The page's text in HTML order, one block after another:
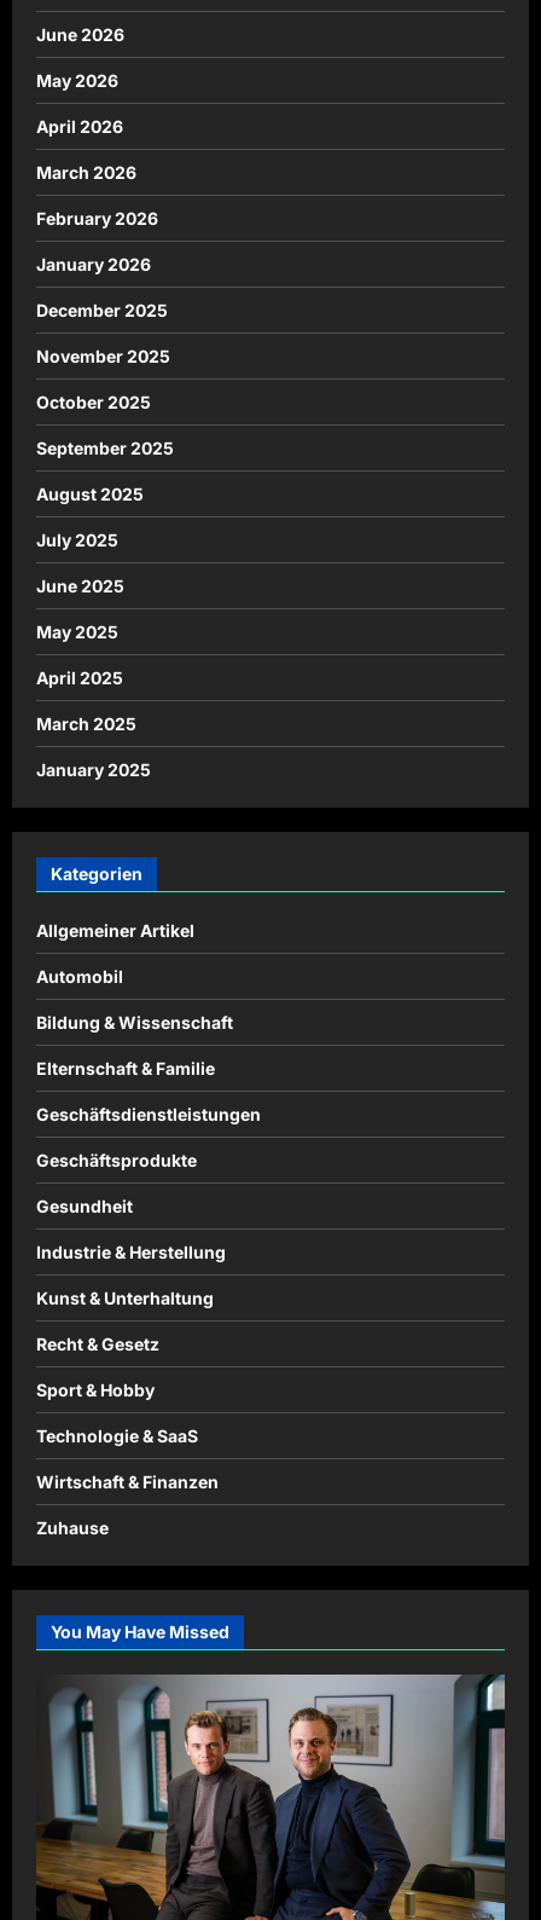
June 2026
May 2026
April 2026
March 2026
February 2026
January 2026
December 2025
November 2025
October 2025
September 2025
August 2025
July 2025
June 2025
May 2025
April 2025
March 2025
January 2025
Kategorien
Allgemeiner Artikel
Automobil
Bildung & Wissenschaft
Elternschaft & Familie
Geschäftsdienstleistungen
Geschäftsprodukte
Gesundheit
Industrie & Herstellung
Kunst & Unterhaltung
Recht & Gesetz
Sport & Hobby
Technologie & SaaS
Wirtschaft & Finanzen
Zuhause
You May Have Missed